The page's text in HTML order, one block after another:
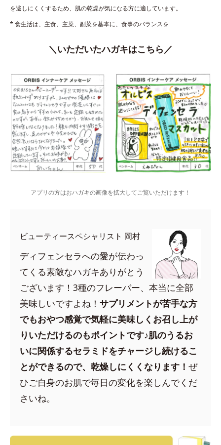
を逃しにくくするため、肌の乾燥が気になる方に適しています。
* 食生活は、主食、主菜、副菜を基本に、食事のバランスを
＼いただいたハガキはこちら／
アプリの方はおハガキの画像を拡大してご覧いただけます！
ビューティースペシャリスト 岡村
ディフェンセラへの愛が伝わっ
てくる素敵なハガキありがとう
ございます！3種のフレーバー、本当に全部
美味しいですよね！ サプリメントが苦手な方
でもおやつ感覚で気軽に美味しくお召し上が
りいただけるのもポイントです♪肌のうるお
いに関係するセラミドをチャージし続けるこ
とができるので、乾燥しにくくなります！ ぜ
ひご自身のお肌で毎日の変化を楽しんでくだ
さいね。